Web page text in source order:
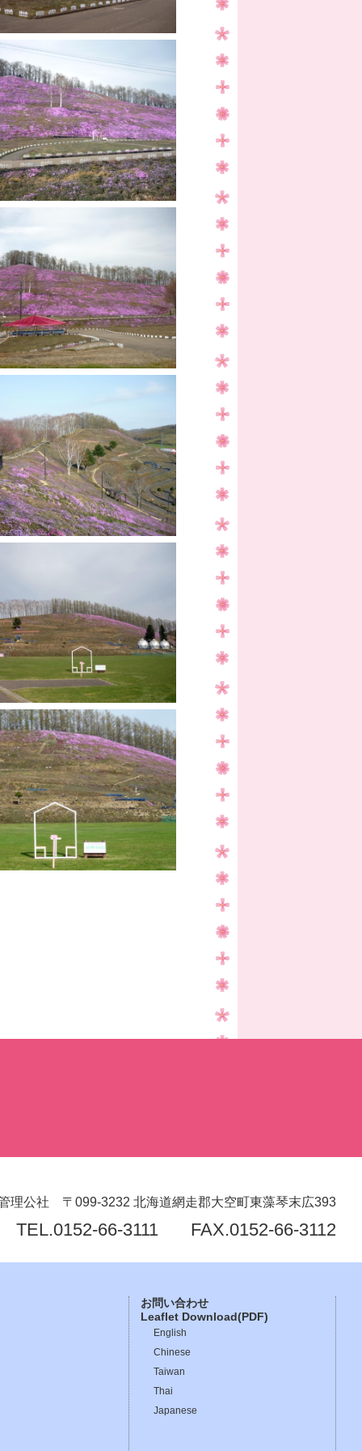
理公社 〒099-3232 北海道網走郡大空町東藻琴末広393
TEL.0152-66-3111 FAX.0152-66-3112
お問い合わせ
Leaflet Download(PDF)
English
Chinese
Taiwan
Thai
Japanese